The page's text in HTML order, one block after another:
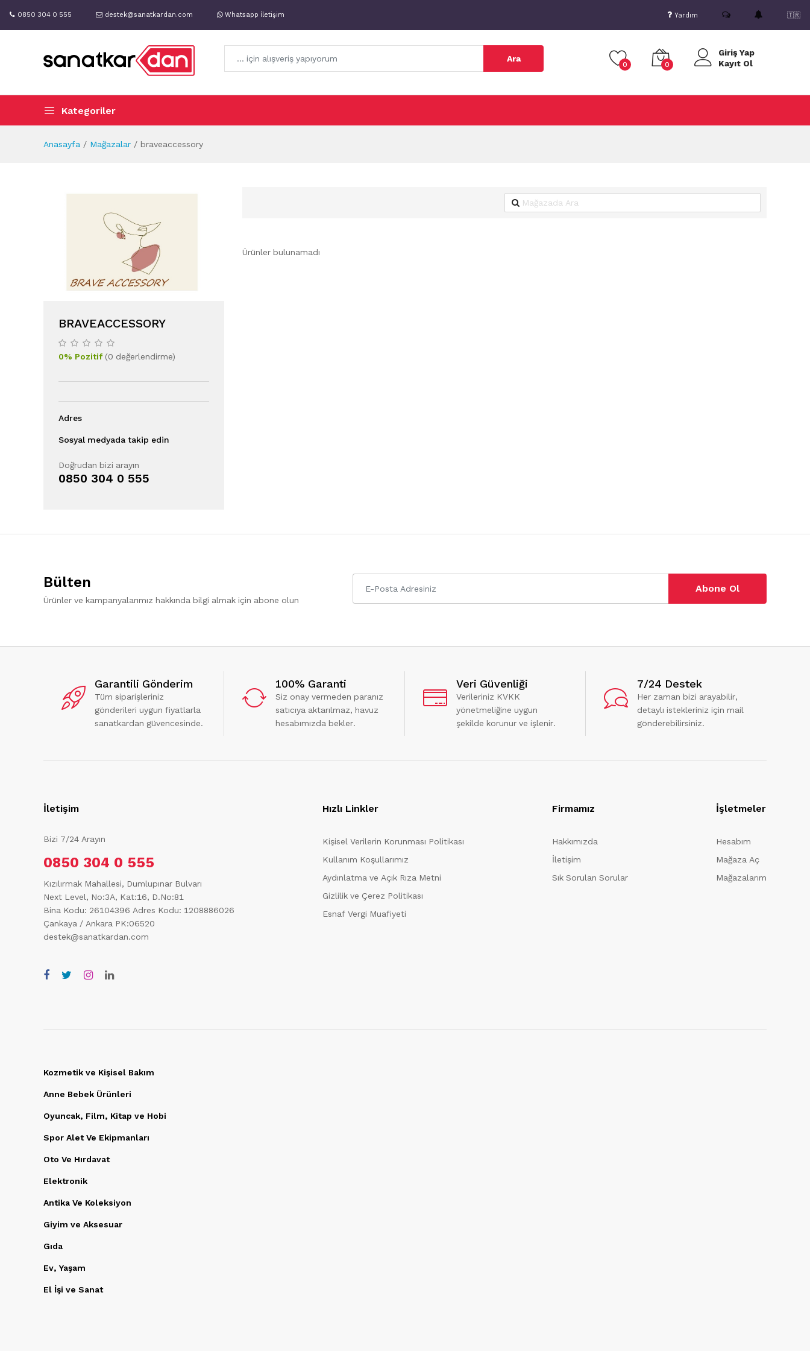
0850 304 0 555 destek@sanatkardan.com Whatsapp İletişim Yardım 🇹🇷
Ara
0 0
Giriş Yap
Kayıt Ol
Kategoriler
Anasayfa Mağazalar braveaccessory
BRAVEACCESSORY
0% Pozitif(0 değerlendirme)
Adres
Sosyal medyada takip edin
Doğrudan bizi arayın
0850 304 0 555
Ürünler bulunamadı
Bülten
Ürünler ve kampanyalarımız hakkında bilgi almak için abone olun
Abone Ol
Garantili Gönderim
Tüm siparişleriniz
gönderileri uygun fiyatlarla
sanatkardan güvencesinde.
100% Garanti
Siz onay vermeden paranız
satıcıya aktarılmaz, havuz
hesabımızda bekler.
Veri Güvenliği
Verileriniz KVKK
yönetmeliğine uygun
şekilde korunur ve işlenir.
7/24 Destek
Her zaman bizi arayabilir,
detaylı istekleriniz için mail
gönderebilirsiniz.
İletişim
Bizi 7/24 Arayın
0850 304 0 555
Kızılırmak Mahallesi, Dumlupınar Bulvarı
Next Level, No:3A, Kat:16, D.No:81
Bina Kodu: 26104396 Adres Kodu: 1208886026
Çankaya / Ankara PK:06520
destek@sanatkardan.com
Hızlı Linkler
Kişisel Verilerin Korunması Politikası
Kullanım Koşullarımız
Aydınlatma ve Açık Rıza Metni
Gizlilik ve Çerez Politikası
Esnaf Vergi Muafiyeti
Firmamız
Hakkımızda
İletişim
Sık Sorulan Sorular
İşletmeler
Hesabım
Mağaza Aç
Mağazalarım
Kozmetik ve Kişisel Bakım
Anne Bebek Ürünleri
Oyuncak, Film, Kitap ve Hobi
Spor Alet Ve Ekipmanları
Oto Ve Hırdavat
Elektronik
Antika Ve Koleksiyon
Giyim ve Aksesuar
Gıda
Ev, Yaşam
El İşi ve Sanat